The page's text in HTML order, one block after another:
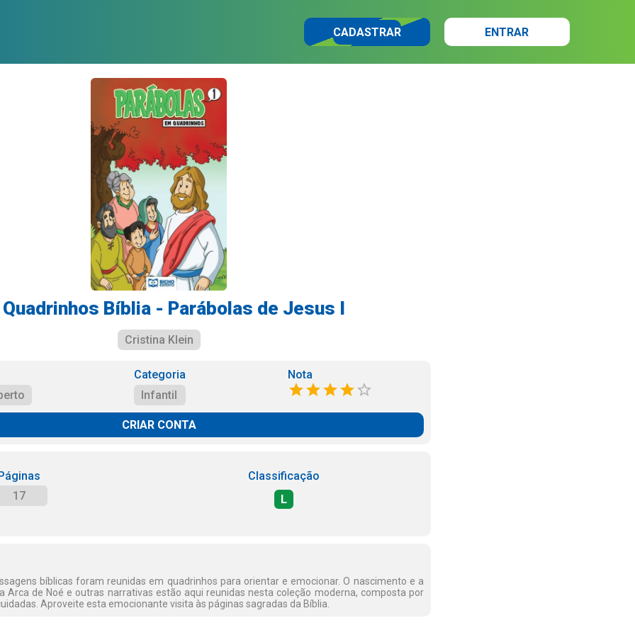
CADASTRAR ENTRAR
Quadrinhos Bíblia - Parábolas de Jesus I
Cristina Klein
Categoria
Infantil
Nota
CRIAR CONTA
17
Classificação
L
bíblicas foram reunidas em quadrinhos para orientar e emocionar. O nascimento e a
Arca de Noé e outras narrativas estão aqui reunidas nesta coleção moderna, composta por
Aproveite esta emocionante visita às páginas sagradas da Bíblia.